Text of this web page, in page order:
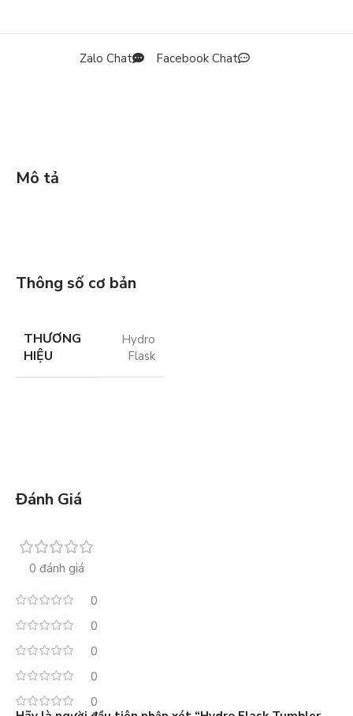
Zalo Chat Facebook Chat
Mô tả
Thông số cơ bản
THƯƠNG
HIỆU
Hydro
Flask
Đánh Giá
0 đánh giá
0
0
0
0
0